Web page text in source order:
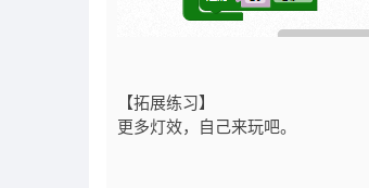
【拓展练习】
更多灯效，自己来玩吧。